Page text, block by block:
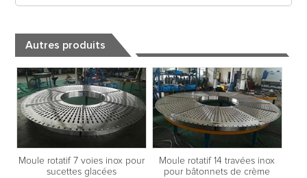
Autres produits
Moule rotatif 7 voies inox pour
sucettes glacées
Moule rotatif 14 travées inox
pour bâtonnets de crème